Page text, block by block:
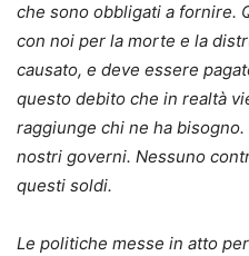
che sono obbligati a fornire.
con noi per la morte e la
causato, e deve essere
questo debito che in realtà
raggiunge chi ne ha
nostri governi. Nessuno
questi soldi.
Le politiche messe in atto